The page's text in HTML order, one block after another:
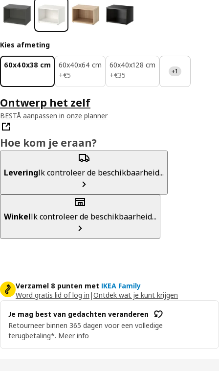
Kies afmeting
60x40x38 cm
60x40x64 cm
+€5
€ 5
60x40x128 cm
+€35
€ 35 +1
Ontwerp het zelf
BESTÅ aanpassen in onze planner
Hoe kom je eraan?
LeveringIk controleer de beschikbaarheid...
WinkelIk controleer de beschikbaarheid...
Verzamel 8 punten met IKEA Family
Word gratis lid of log in |Ontdek wat je kunt krijgen
Je mag best van gedachten veranderen
Retourneer binnen 365 dagen voor een volledige
terugbetaling*. Meer info